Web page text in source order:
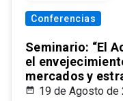
Conferencias
Seminario: “El
el
mercados y
19 de Agosto de